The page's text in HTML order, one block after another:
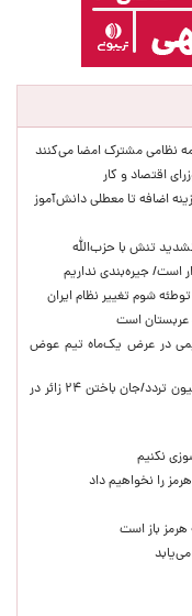
نظامی مشترک امضا می‌کنند
اقتصاد و کار
اضافه تا معطلی دانش‌آموز
تنش با حزب‌الله
است/ جیره‌بندی نداریم
شوم تغییر نظام ایران
عربستان است
در عرض یک‌ماه تیم عوض
پایان طرح ترافیکی اربعین پلیس با ثبت ۶۷ میلیون تردد/جان باختن ۲۴ زائر در
نکنیم
را نخواهیم داد
باز است